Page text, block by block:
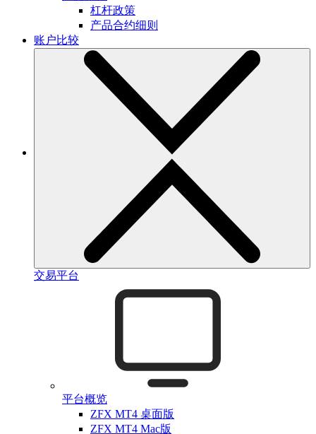
杠杆政策
产品合约细则
账户比较
交易平台
平台概览
ZFX MT4 桌面版
ZFX MT4 Mac版